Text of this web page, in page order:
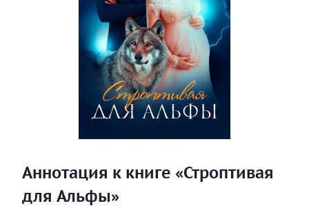
Аннотация к книге «Строптивая
для Альфы»